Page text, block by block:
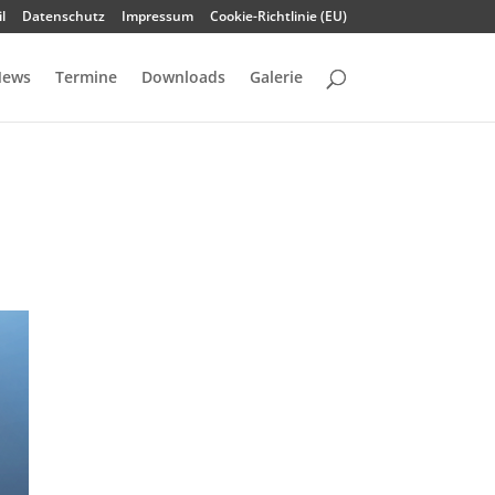
Datenschutz Impressum Cookie-Richtlinie (EU)
Termine Downloads Galerie